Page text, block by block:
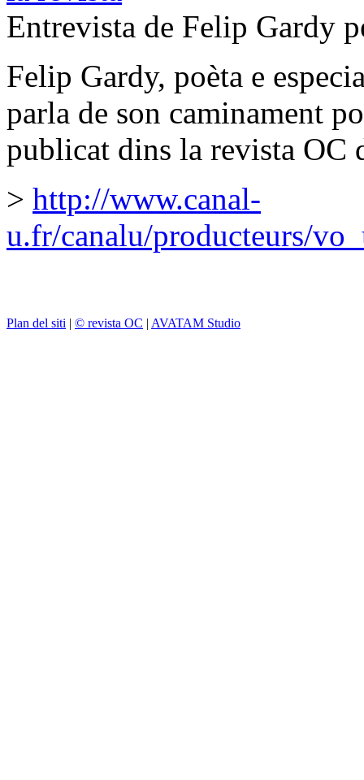
Entrevista de Felip Gardy
Felip Gardy, poèta e
parla de son caminament
publicat dins la revista OC
> http://www.canal-
u.fr/canalu/producteurs/
Plan del siti | © revista OC | AVATAM Studio